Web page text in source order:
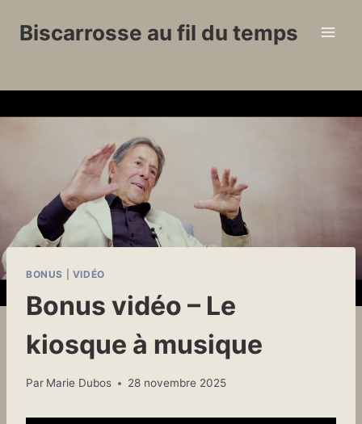
Biscarrosse au fil du temps
BONUS VIDÉO
Bonus vidéo – Le
kiosque à musique
Par Marie Dubos 28 novembre 2025